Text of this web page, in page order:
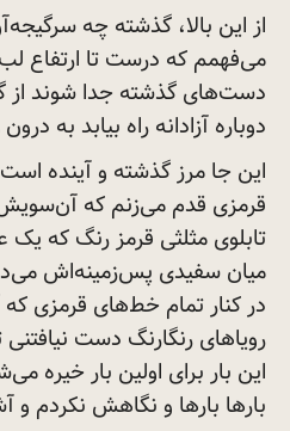
از این بالا، گذشته چه
می‌فهمم که درست تا ارتفاع
دست‌های گذشته جدا شوند از
دوباره آزادانه راه بیابد به
این جا مرز گذشته و آینده
قرمزی قدم می‌زنم که
تابلوی مثلثی قرمز رنگ که
میان سفیدی پس‌زمینه‌اش
در کنار تمام خط‌های قرمزی
رویاهای رنگارنگ دست
این بار برای اولین بار خیره
بارها بارها و نگاهش نکردم